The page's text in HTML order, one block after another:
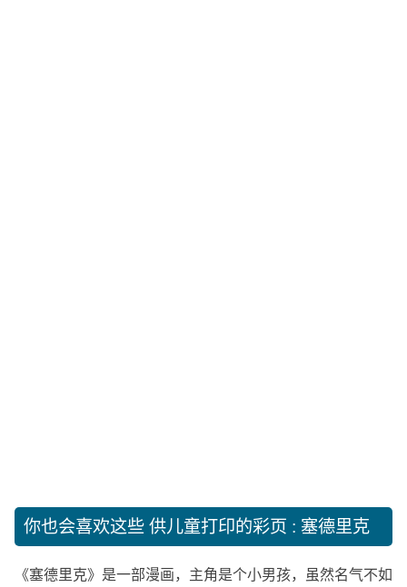
你也会喜欢这些 供儿童打印的彩页 : 塞德里克
《塞德里克》是一部漫画，主角是个小男孩，虽然名气不如